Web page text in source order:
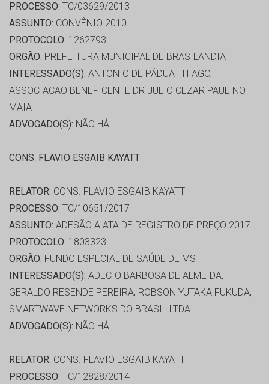
PROCESSO: TC/03629/2013
ASSUNTO: CONVÊNIO 2010
PROTOCOLO: 1262793
ORGÃO: PREFEITURA MUNICIPAL DE BRASILANDIA
INTERESSADO(S): ANTONIO DE PÁDUA THIAGO,
ASSOCIACAO BENEFICENTE DR JULIO CEZAR PAULINO
MAIA
ADVOGADO(S): NÃO HÁ
CONS. FLAVIO ESGAIB KAYATT
RELATOR: CONS. FLAVIO ESGAIB KAYATT
PROCESSO: TC/10651/2017
ASSUNTO: ADESÃO A ATA DE REGISTRO DE PREÇO 2017
PROTOCOLO: 1803323
ORGÃO: FUNDO ESPECIAL DE SAÚDE DE MS
INTERESSADO(S): ADECIO BARBOSA DE ALMEIDA,
GERALDO RESENDE PEREIRA, ROBSON YUTAKA FUKUDA,
SMARTWAVE NETWORKS DO BRASIL LTDA
ADVOGADO(S): NÃO HÁ
RELATOR: CONS. FLAVIO ESGAIB KAYATT
PROCESSO: TC/12828/2014